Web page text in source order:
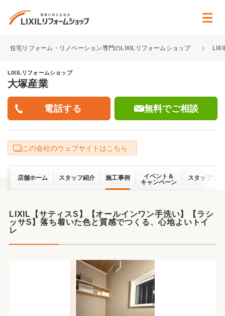
住宅リフォーム・リノベーション専門のLIXILリフォームショップ
LIXILリフォームショップ
大塚産業
無料でご相談
この会社のウェブサイトはこちら
店舗ホーム スタッフ紹介 施工事例
イベント＆
キャンペーン
スタッフブ
LIXIL【サティスS】【オールインワン手洗い】【ラシ
ッサS】落ち着いた色と質感でつくる、心地よいトイ
レ